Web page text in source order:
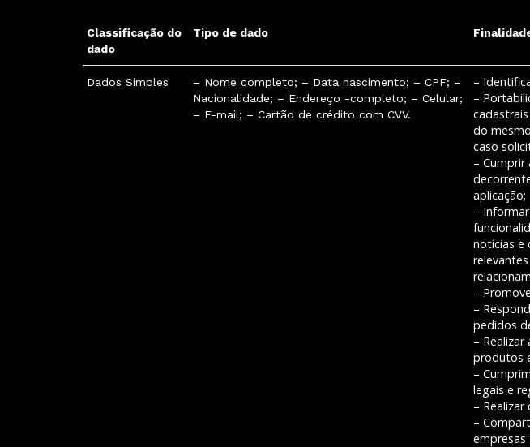
Classificação do
dado
Tipo de dado
Dados Simples
– Nome completo; – Data nascimento; – CPF; –
Nacionalidade; – Endereço -completo; – Celular;
– E-mail; – Cartão de crédito com CVV.
–
–
do
caso
– Cumprir
aplicação;
–
notícias e
–
–
pedidos
–
produtos
–
legais e
– Realizar
–
empresas